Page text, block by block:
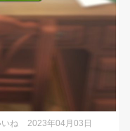
いね
2023年04月03日